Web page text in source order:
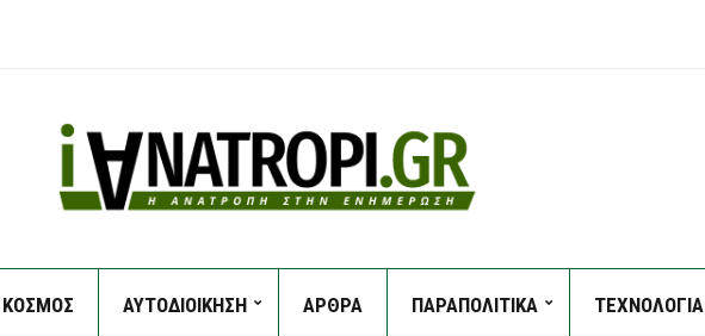
ΚΟΣΜΟΣ ΑΥΤΟΔΙΟΙΚΗΣΗ ΑΡΘΡΑ ΠΑΡΑΠΟΛΙΤΙΚΑ ΤΕΧΝΟΛΟΓΙΑ